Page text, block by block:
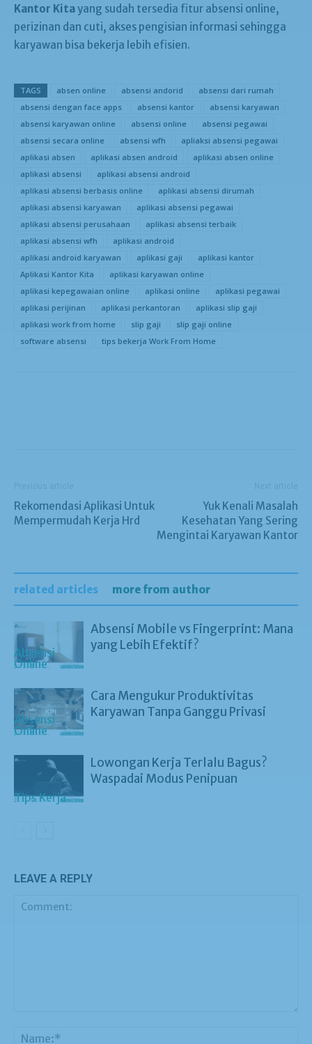
Kantor Kitayang sudah tersedia fitur absensi online,
perizinan dan cuti, akses pengisian informasi sehingga
karyawan bisa bekerja lebih efisien.
TAGS absen online absensi andorid
absensi dari rumah
absensi dengan face apps
absensi kantor
absensi karyawan
absensi karyawan online
absensi online
absensi pegawai
absensi secara online
absensi wfh
apliaksi absensi pegawai
aplikasi absen
aplikasi absen android
aplikasi absen online
aplikasi absensi
aplikasi absensi android
aplikasi absensi berbasis online
aplikasi absensi dirumah
aplikasi absensi karyawan
aplikasi absensi pegawai
aplikasi absensi perusahaan
aplikasi absensi terbaik
aplikasi absensi wfh
aplikasi android
aplikasi android karyawan
aplikasi gaji
aplikasi kantor
Aplikasi Kantor Kita
aplikasi karyawan online
aplikasi kepegawaian online
aplikasi online
aplikasi pegawai
aplikasi perijinan
aplikasi perkantoran
aplikasi slip gaji
aplikasi work from home
slip gaji
slip gaji online
software absensi
tips bekerja Work From Home
Rekomendasi Aplikasi Untuk
Mempermudah Kerja Hrd
Yuk Kenali Masalah
Kesehatan Yang Sering
Mengintai Karyawan Kantor
related articles more from author
Absensi Online
Absensi Mobile vs Fingerprint: Mana
yang Lebih Efektif?
Absensi Online
Cara Mengukur Produktivitas
Karyawan Tanpa Ganggu Privasi
Tips Kerja
Lowongan Kerja Terlalu Bagus?
Waspadai Modus Penipuan
LEAVE A REPLY